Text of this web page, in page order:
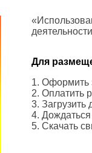
Для
1. Оформить
2. Оплатить
3. Загрузить
4.
5. Скачать